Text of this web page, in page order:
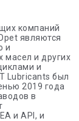
компаний
являются
и
масел и других
и
Lubricants был
2019 года
в
и API, и